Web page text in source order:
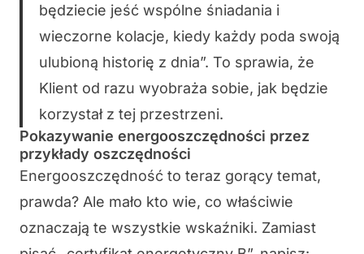
będziecie jeść wspólne śniadania i
wieczorne kolacje, kiedy każdy poda swoją
ulubioną historię z dnia”. To sprawia, że
Klient od razu wyobraża sobie, jak będzie
korzystał z tej przestrzeni.
Pokazywanie energooszczędności przez
przykłady oszczędności
Energooszczędność to teraz gorący temat,
prawda? Ale mało kto wie, co właściwie
oznaczają te wszystkie wskaźniki. Zamiast